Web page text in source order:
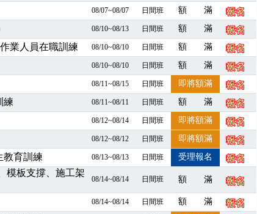
遇停班停課消息 補課及測驗時間將另行通知
高機課程，政府出錢補助學費，請您上課，開始囉~~
停課
遇停班停課消息 補課及測驗時間將另行通知
蒐集~
專業講師帶您判斷正確性！
遇停班停課消息 補課及測驗時間將另行通知
班停課
邊推出囉～～
！
課程百百種選擇好困難！快來祐昕學院官網看看吧！
隧道等襯砌作業主管」及「潛水作業主管」安全衛生教育訓練之結
列課程資訊
08/07~08/07 日間班 額 滿
08/10~08/13 日間班 額 滿
業人員在職訓練 08/10~08/10 日間班 額 滿
08/10~08/10 日間班 額 滿
08/11~08/15 日間班 即將額滿
練 08/11~08/11 日間班 額 滿
08/12~08/14 日間班 即將額滿
08/12~08/12 日間班 即將額滿
教育訓練 08/13~08/13 日間班 受理報名
模板支撐、施工架
08/14~08/14 日間班 額 滿
08/14~08/14 日間班 額 滿